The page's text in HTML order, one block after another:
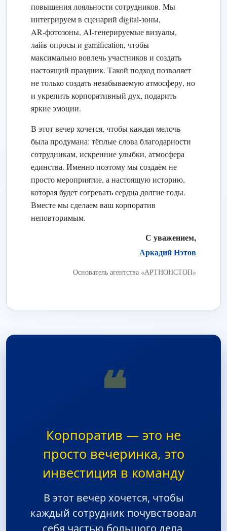
повышения лояльности сотрудников. Мы
интегрируем в сценарий digital‑зоны,
AR‑фотозоны, AI‑генерируемые визуалы,
лайв‑опросы и gamification, чтобы
максимально вовлечь участников и создать
настоящий праздник. Такой подход позволяет
не только создать незабываемую атмосферу, но
и укрепить корпоративный дух, подарить
яркие эмоции.
В этот вечер хочется, чтобы каждая мелочь
была продумана: тёплые слова благодарности
сотрудникам, искренние улыбки, атмосфера
единства. Именно поэтому мы создаём не
просто мероприятие, а настоящую историю,
которая будет согревать сердца долгие годы.
Вместе мы сделаем ваш корпоратив
неповторимым.
С уважением,
Аркадий Нэтов
Основатель агентства «АРТНОНСТОП»
❝
Корпоратив — это не
просто вечеринка, это
инвестиция в команду
В этот вечер хочется, чтобы
каждый сотрудник почувствовал